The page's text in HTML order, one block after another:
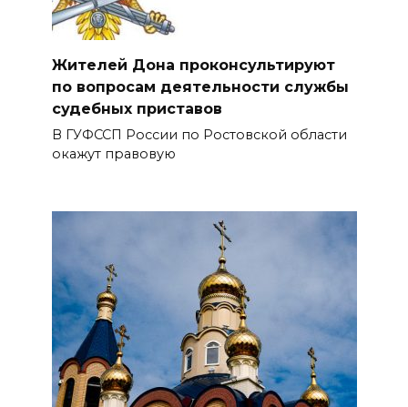
Жителей Дона проконсультируют
по вопросам деятельности службы
судебных приставов
В ГУФССП России по Ростовской области
окажут правовую